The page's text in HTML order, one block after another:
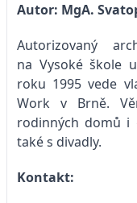
Autor: MgA.
Autorizovaný
na Vysoké škole
roku 1995 vede
Work v Brně.
rodinných domů i
také s divadly.
Kontakt: